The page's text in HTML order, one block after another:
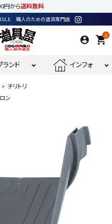
円から送料無料
以上 職人のための道具専門店
0
shopping_cart
ランド インフォ
チリトリ
ン